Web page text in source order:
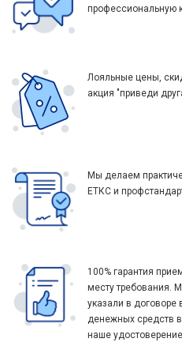
профессиональную
Лояльные цены,
акция "приведи
Мы делаем
ЕТКС и
100% гарантия
месту требования.
указали в договоре
денежных средств
наше